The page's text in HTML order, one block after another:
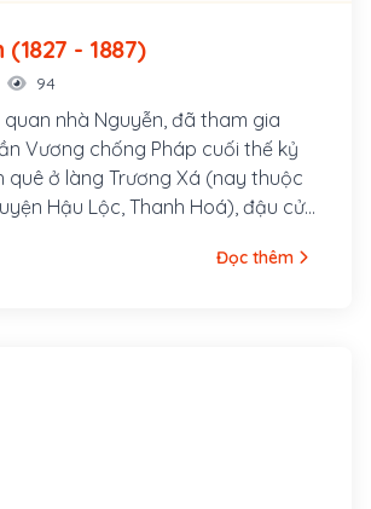
Phạm Bành (1827 - 1887)
94
quan nhà Nguyễn, đã tham gia
Vương chống Pháp cuối thế kỷ
quê ở làng Trương Xá (nay thuộc
Hậu Lộc, Thanh Hoá), đậu cử
An, là người nổi tiếng thanh liêm
Đọc thêm